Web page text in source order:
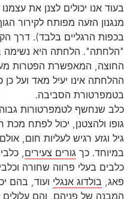
בעוד אנו יכולים לצנן את
מנגנון הזעה מפותח לקירור
בכפות הרגליים בלבד). דרך
"הלחתה". הלחתה היא נשימה
החוצה, המאפשרת הפטרות
ההלחתה אינו יעיל מאד ועל כן
בטמפרטורת הסביבה.
כלב שנחשף לטמפרטורות
גופו ולהצטנן, יכול לפתח
גיל וגזע רגיש לעליות חום,
במיוחד. כך גורים צעירים ,
כלבים בעלי פרווה שחורה
פאג, בולדוג אנגלי ועוד, בהם
המבנה של פניהם, והם